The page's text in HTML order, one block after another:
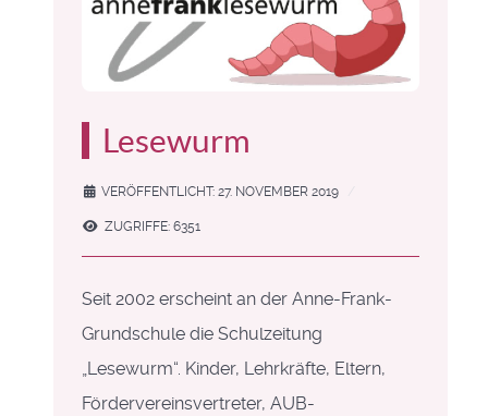
Lesewurm
VERÖFFENTLICHT: 27. NOVEMBER 2019
ZUGRIFFE: 6351
Seit 2002 erscheint an der Anne-Frank-
Grundschule die Schulzeitung
„Lesewurm“. Kinder, Lehrkräfte, Eltern,
Fördervereinsvertreter, AUB-